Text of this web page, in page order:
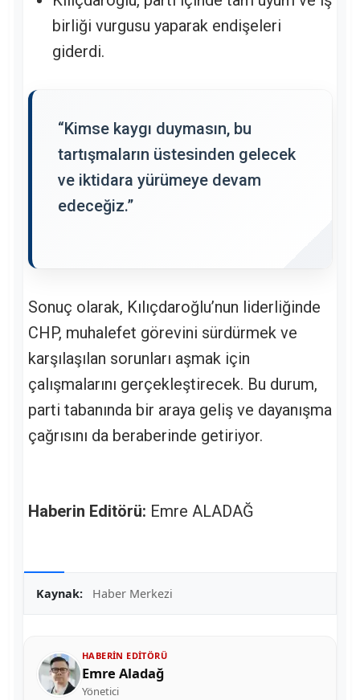
birliği vurgusu yaparak endişeleri
giderdi.
“Kimse kaygı duymasın, bu
tartışmaların üstesinden gelecek
ve iktidara yürümeye devam
edeceğiz.”
Sonuç olarak, Kılıçdaroğlu’nun liderliğinde
CHP, muhalefet görevini sürdürmek ve
karşılaşılan sorunları aşmak için
çalışmalarını gerçekleştirecek. Bu durum,
parti tabanında bir araya geliş ve dayanışma
çağrısını da beraberinde getiriyor.
Haberin Editörü: Emre ALADAĞ
Kaynak: Haber Merkezi
HABERIN EDITÖRÜ
Emre Aladağ
Yönetici